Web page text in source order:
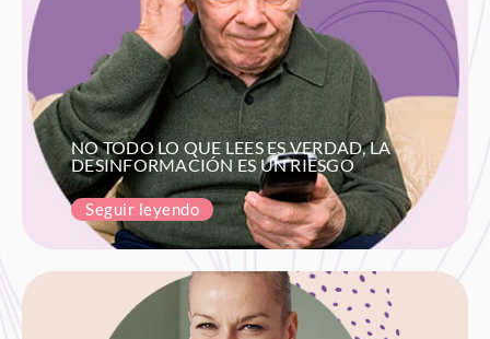
NO TODO LO QUE LEES ES VERDAD, LA
DESINFORMACIÓN ES UN RIESGO
Seguir leyendo